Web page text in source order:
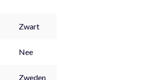
Zwart
Nee
Zweden